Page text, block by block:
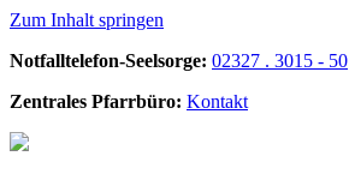
Zum Inhalt springen
Notfalltelefon-Seelsorge: 02327 . 3015 - 50
Zentrales Pfarrbüro: Kontakt